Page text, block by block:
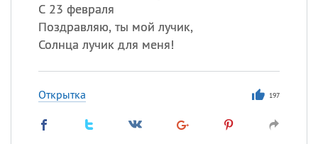
С 23 февраля
Поздравляю, ты мой лучик,
Солнца лучик для меня!
Открытка 197